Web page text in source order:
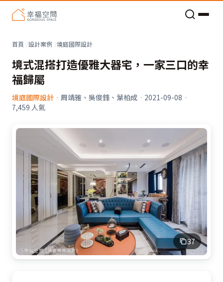
首頁 設計案例 境庭國際設計
境式混搭打造優雅大器宅，一家三口的幸
福歸屬
境庭國際設計 · 周靖雅、吳俊鋒、葉柏成 · 2021-09-08 ·
7,459 人氣
37